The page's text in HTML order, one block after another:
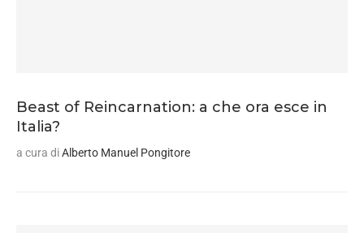
Beast of Reincarnation: a che ora esce in
Italia?
a cura diAlberto Manuel Pongitore